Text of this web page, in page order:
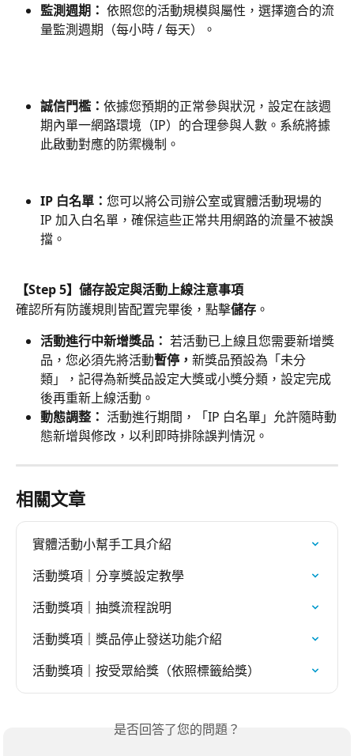
監測週期： 依照您的活動規模與屬性，選擇適合的流
量監測週期（每小時 / 每天）。
誠信門檻： 依據您預期的正常參與狀況，設定在該週
期內單一網路環境（IP）的合理參與人數。系統將據
此啟動對應的防禦機制。
IP 白名單： 您可以將公司辦公室或實體活動現場的
IP 加入白名單，確保這些正常共用網路的流量不被誤
擋。
【Step 5】儲存設定與活動上線注意事項
確認所有防護規則皆配置完畢後，點擊儲存 。
活動進行中新增獎品： 若活動已上線且您需要新增獎
品，您必須先將活動暫停， 新獎品預設為「未分
類」，記得為新獎品設定大獎或小獎分類，設定完成
後再重新上線活動。
動態調整： 活動進行期間，「IP 白名單」允許隨時動
態新增與修改，以利即時排除誤判情況。
相關文章
實體活動小幫手工具介紹
活動獎項｜分享獎設定教學
活動獎項｜抽獎流程說明
活動獎項｜獎品停止發送功能介紹
活動獎項｜按受眾給獎（依照標籤給獎）
是否回答了您的問題？